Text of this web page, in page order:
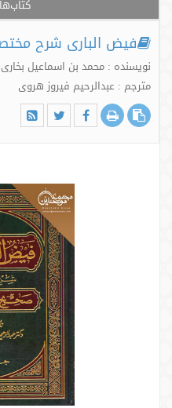
فیض الباری شرح
نویسنده : محمد بن اسماعیل بخاری
مترجم : عبدالرحیم فیروز هروی